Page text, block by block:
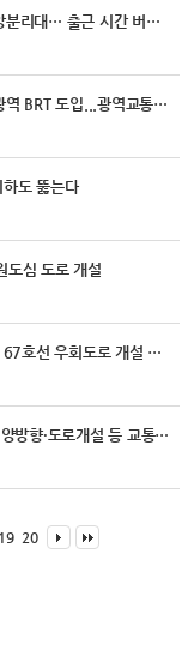
[건설/도로/교통 산업뉴스] 올림픽대로에 이동식 중앙분리대… 출근 시간 버스전용차로 만든다
[건설/도로/교통 산업뉴스] 강변북로 올림픽대로에 광역 BRT 도입...광역교통시행계획 확정
도 뚫는다
도심 도로 개설
[건설/도로/교통 산업뉴스] 강석주 통영시장 "국지도 67호선 우회도로 개설 급선무"
[건설/도로/교통 산업뉴스] 인천 계양구, 계양문화로 양방향·도로개설 등 교통 환경 개선 박차
19 20